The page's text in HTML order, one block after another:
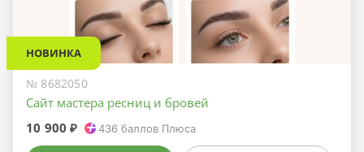
НОВИНКА
№ 8682050
Сайт мастера ресниц и бровей
10 900 ₽
436баллов Плюса